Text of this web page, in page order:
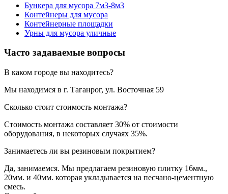
Бункера для мусора 7м3-8м3
Контейнеры для мусора
Контейнерные площадки
Урны для мусора уличные
Часто задаваемые вопросы
В каком городе вы находитесь?
Мы находимся в г. Таганрог, ул. Восточная 59
Сколько стоит стоимость монтажа?
Стоимость монтажа составляет 30% от стоимости
оборудования, в некоторых случаях 35%.
Занимаетесь ли вы резиновым покрытием?
Да, занимаемся. Мы предлагаем резиновую плитку 16мм.,
20мм. и 40мм. которая укладывается на песчано-цементную
смесь.